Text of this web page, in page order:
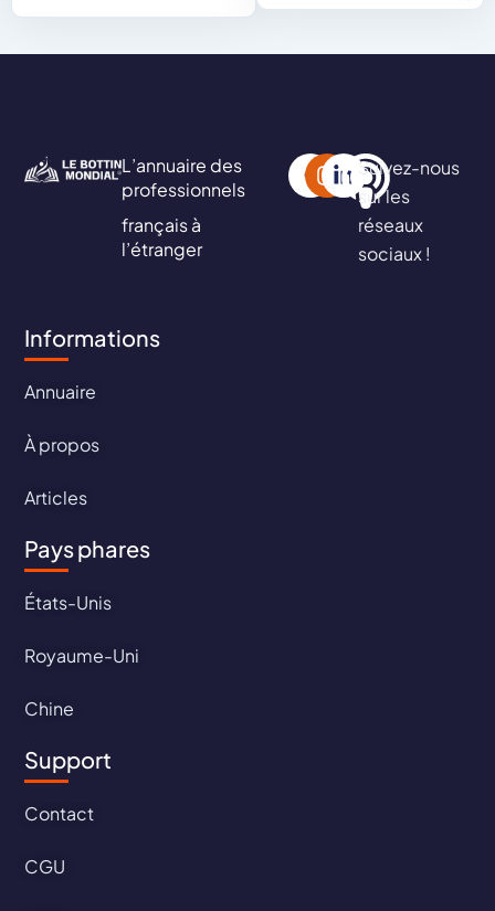
L’annuaire des
professionnels
français à
l’étranger
Suivez-nous
sur les
réseaux
sociaux !
Informations
Annuaire
À propos
Articles
Pays phares
États-Unis
Royaume-Uni
Chine
Support
Contact
CGU